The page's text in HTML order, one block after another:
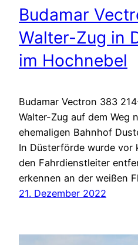
Budamar
Walter-Zug in
im Hochnebel
Budamar Vectron 383
Walter-Zug auf dem Weg
ehemaligen Bahnhof
In Düsterförde wurde vor
den Fahrdienstleiter
erkennen an der weißen
21. Dezember 2022